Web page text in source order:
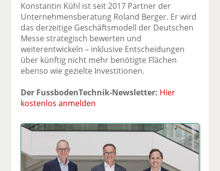
Konstantin Kühl ist seit 2017 Partner der
Unternehmensberatung Roland Berger. Er wird
das derzeitige Geschäftsmodell der Deutschen
Messe strategisch bewerten und
weiterentwickeln – inklusive Entscheidungen
über künftig nicht mehr benötigte Flächen
ebenso wie gezielte Investitionen.
Der FussbodenTechnik-Newsletter: Hier
kostenlos anmelden